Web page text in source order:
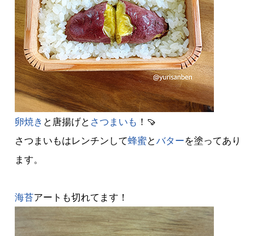
卵焼き と唐揚げと さつまいも ！🍠
さつまいもはレンチンして蜂蜜とバターを塗ってあり
ます。
海苔アートも切れてます！